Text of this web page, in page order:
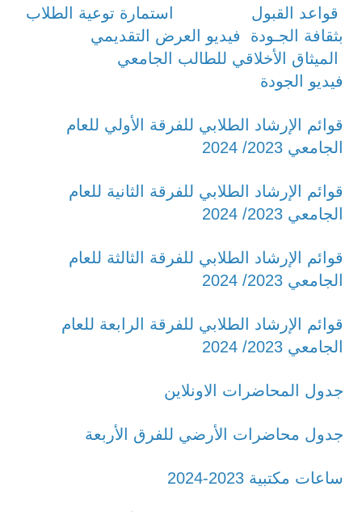
قواعد القبول
استمارة توعية الطلاب
بثقافة الجـودة
فيديو العرض التقديمي
الميثاق الأخلاقي للطالب الجامعي
فيديو الجودة
قوائم الإرشاد الطلابي للفرقة الأولي للعام
الجامعي 2023/ 2024
قوائم الإرشاد الطلابي للفرقة الثانية للعام
الجامعي 2023/ 2024
قوائم الإرشاد الطلابي للفرقة الثالثة للعام
الجامعي 2023/ 2024
قوائم الإرشاد الطلابي للفرقة الرابعة للعام
الجامعي 2023/ 2024
جدول المحاضرات الاونلاين
جدول محاضرات الأرضي للفرق الأربعة
ساعات مكتبية 2023-2024